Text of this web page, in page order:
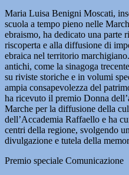
Maria Luisa Benigni Moscati,
scuola a tempo pieno nelle
ebraismo, ha dedicato una parte
riscoperta e alla diffusione di
ebraica nel territorio
antichi, come la sinagoga
su riviste storiche e in volumi
ampia consapevolezza del
ha ricevuto il premio Donna
Marche per la diffusione della
dell’Accademia Raffaello e ha
centri della regione, svolgendo
divulgazione e tutela della
Premio speciale Comunicazione